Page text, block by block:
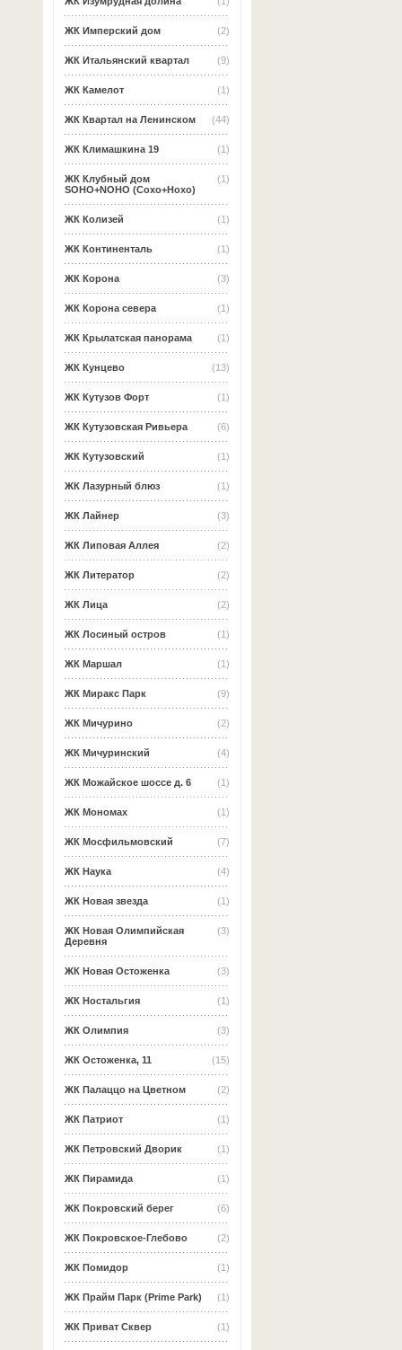
(2)
ЖК Имперский дом
(9)
ЖК Итальянский квартал
(1)
ЖК Камелот
(44)
ЖК Квартал на Ленинском
(1)
ЖК Климашкина 19
(1)
ЖК Клубный дом
SOHO+NOHO (Сохо+Нохо)
(1)
ЖК Колизей
(1)
ЖК Континенталь
(3)
ЖК Корона
(1)
ЖК Корона севера
(1)
ЖК Крылатская панорама
(13)
ЖК Кунцево
(1)
ЖК Кутузов Форт
(6)
ЖК Кутузовская Ривьера
(1)
ЖК Кутузовский
(1)
ЖК Лазурный блюз
(3)
ЖК Лайнер
(2)
ЖК Липовая Аллея
(2)
ЖК Литератор
(2)
ЖК Лица
(1)
ЖК Лосиный остров
(1)
ЖК Маршал
(9)
ЖК Миракс Парк
(2)
ЖК Мичурино
(4)
ЖК Мичуринский
(1)
ЖК Можайское шоссе д. 6
(1)
ЖК Мономах
(7)
ЖК Мосфильмовский
(4)
ЖК Наука
(1)
ЖК Новая звезда
(3)
ЖК Новая Олимпийская
Деревня
(3)
ЖК Новая Остоженка
(1)
ЖК Ностальгия
(3)
ЖК Олимпия
(15)
ЖК Остоженка, 11
(2)
ЖК Палаццо на Цветном
(1)
ЖК Патриот
(1)
ЖК Петровский Дворик
(1)
ЖК Пирамида
(6)
ЖК Покровский берег
(2)
ЖК Покровское-Глебово
(1)
ЖК Помидор
(1)
ЖК Прайм Парк (Prime Park)
(1)
ЖК Приват Сквер